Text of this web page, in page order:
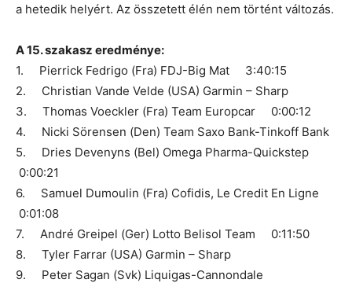
a hetedik helyért. Az összetett élén nem történt változás.
A 15. szakasz eredménye:
1. Pierrick Fedrigo (Fra) FDJ-Big Mat 3:40:15
2. Christian Vande Velde (USA) Garmin – Sharp
3. Thomas Voeckler (Fra) Team Europcar 0:00:12
4. Nicki Sörensen (Den) Team Saxo Bank-Tinkoff Bank
5. Dries Devenyns (Bel) Omega Pharma-Quickstep
0:00:21
6. Samuel Dumoulin (Fra) Cofidis, Le Credit En Ligne
0:01:08
7. André Greipel (Ger) Lotto Belisol Team 0:11:50
8. Tyler Farrar (USA) Garmin – Sharp
9. Peter Sagan (Svk) Liquigas-Cannondale